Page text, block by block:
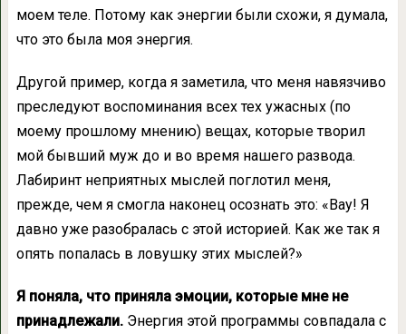
моем теле. Потому как энергии были схожи, я думала,
что это была моя энергия.
Другой пример, когда я заметила, что меня навязчиво
преследуют воспоминания всех тех ужасных (по
моему прошлому мнению) вещах, которые творил
мой бывший муж до и во время нашего развода.
Лабиринт неприятных мыслей поглотил меня,
прежде, чем я смогла наконец осознать это: «Вау! Я
давно уже разобралась с этой историей. Как же так я
опять попалась в ловушку этих мыслей?»
Я поняла, что приняла эмоции, которые мне не
принадлежали.Энергия этой программы совпадала с